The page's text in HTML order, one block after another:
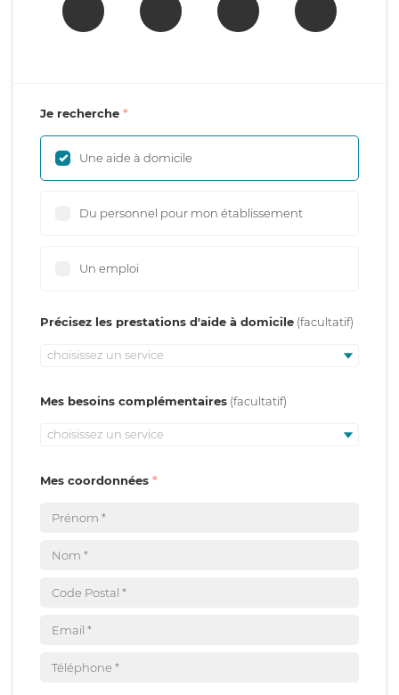
Je recherche
Une aide à domicile
Du personnel pour mon établissement
Un emploi
Précisez les prestations d'aide à domicile
choisissez un service
Mes besoins complémentaires
choisissez un service
Mes coordonnées